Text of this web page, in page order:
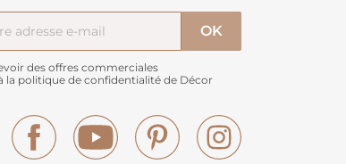
des offres commerciales
la politique de confidentialité de Décor
Facebook YouTube Pinterest